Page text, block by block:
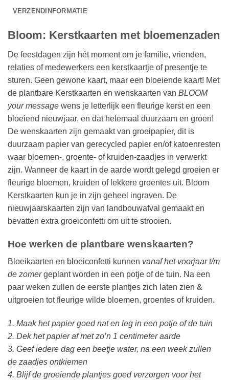
VERZENDINFORMATIE
Bloom: Kerstkaarten met bloemenzaden
De feestdagen zijn hét moment om je familie, vrienden,
relaties of medewerkers een kerstkaartje of presentje te
sturen. Geen gewone kaart, maar een bloeiende kaart! Met
de plantbare Kerstkaarten en wenskaarten van BLOOM
your message wens je letterlijk een fleurige kerst en een
bloeiend nieuwjaar, en dat helemaal duurzaam en groen!
De wenskaarten zijn gemaakt van groeipapier, dit is
duurzaam papier van gerecycled papier en/of katoenresten
waar bloemen-, groente- of kruiden-zaadjes in verwerkt
zijn. Wanneer de kaart in de aarde wordt gelegd groeien er
fleurige bloemen, kruiden of lekkere groentes uit. Bloom
Kerstkaarten kun je in zijn geheel ingraven. De
nieuwjaarskaarten zijn van landbouwafval gemaakt en
bevatten extra groeiconfetti om uit te strooien.
Hoe werken de plantbare wenskaarten?
Bloeikaarten en bloeiconfetti kunnen vanaf het voorjaar t/m
de zomergeplant worden in een potje of de tuin. Na een
paar weken zullen de eerste plantjes zich laten zien &
uitgroeien tot fleurige wilde bloemen, groentes of kruiden.
1. Maak het papier goed nat en leg in een potje of de tuin
2. Dek het papier af met zo’n 1 centimeter aarde
3. Geef iedere dag een beetje water, na een week zullen
de zaadjes ontkiemen
4. Blijf de groeiende plantjes goed verzorgen voor het